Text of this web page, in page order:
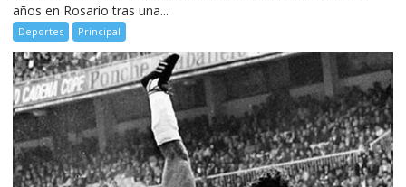
años en Rosario tras una...
Deportes Principal